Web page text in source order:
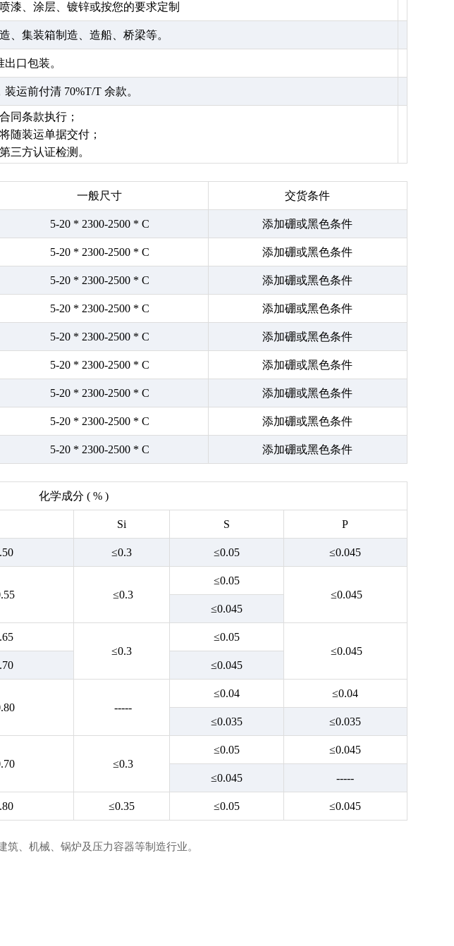
漆、涂层、镀锌或按您的要求定制
、集装箱制造、造船、桥梁等。
出口包装。
运前付清 70%T/T 余款。
同条款执行；
随装运单据交付；
三方认证检测。
一般尺寸 交货条件
5-20 * 2300-2500 * C 添加硼或黑色条件
5-20 * 2300-2500 * C 添加硼或黑色条件
5-20 * 2300-2500 * C 添加硼或黑色条件
5-20 * 2300-2500 * C 添加硼或黑色条件
5-20 * 2300-2500 * C 添加硼或黑色条件
5-20 * 2300-2500 * C 添加硼或黑色条件
5-20 * 2300-2500 * C 添加硼或黑色条件
5-20 * 2300-2500 * C 添加硼或黑色条件
5-20 * 2300-2500 * C 添加硼或黑色条件
化学成分 ( % )
Si S P
≤0.3 ≤0.05 ≤0.045
≤0.3
≤0.05
≤0.045
≤0.045
≤0.3
≤0.05
≤0.045
≤0.045
-----
≤0.04 ≤0.04
≤0.035 ≤0.035
≤0.3
≤0.05 ≤0.045
≤0.045 -----
≤0.35 ≤0.05 ≤0.045
、机械、锅炉及压力容器等制造行业。